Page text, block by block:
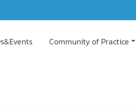
Community of Practice